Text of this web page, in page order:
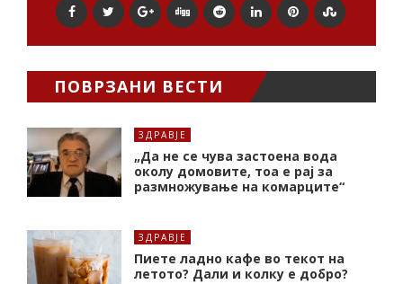
ПОВРЗАНИ ВЕСТИ
ЗДРАВЈЕ
„Да не се чува застоена вода
околу домовите, тоа е рај за
размножување на комарците“
ЗДРАВЈЕ
Пиете ладно кафе во текот на
летото? Дали и колку е добро?